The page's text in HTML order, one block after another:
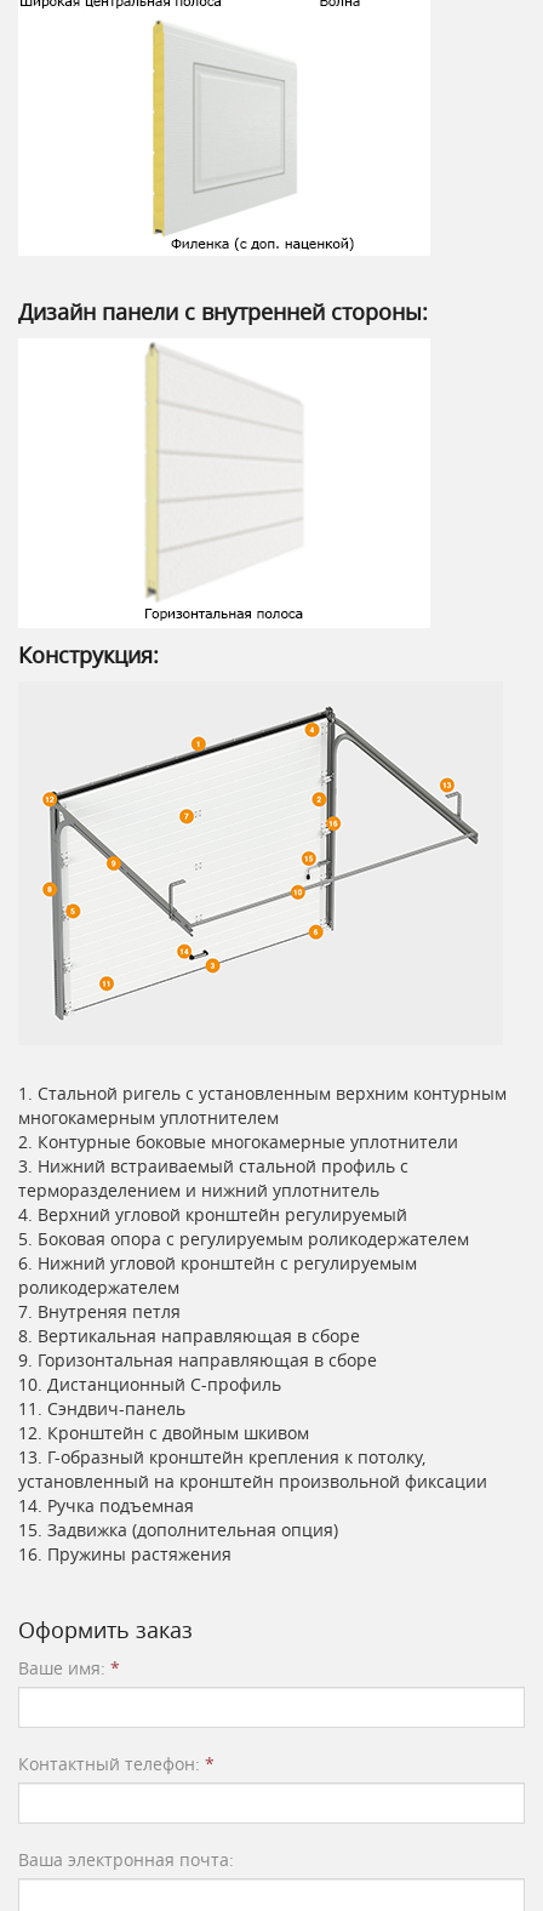
Дизайн панели с внутренней стороны:
Конструкция:
1. Стальной ригель с установленным верхним контурным
многокамерным уплотнителем
2. Контурные боковые многокамерные уплотнители
3. Нижний встраиваемый стальной профиль с
терморазделением и нижний уплотнитель
4. Верхний угловой кронштейн регулируемый
5. Боковая опора с регулируемым роликодержателем
6. Нижний угловой кронштейн с регулируемым
роликодержателем
7. Внутреняя петля
8. Вертикальная направляющая в сборе
9. Горизонтальная направляющая в сборе
10. Дистанционный С-профиль
11. Сэндвич-панель
12. Кронштейн с двойным шкивом
13. Г-образный кронштейн крепления к потолку,
установленный на кронштейн произвольной фиксации
14. Ручка подъемная
15. Задвижка (дополнительная опция)
16. Пружины растяжения
Оформить заказ
Ваше имя: *
Контактный телефон: *
Ваша электронная почта: